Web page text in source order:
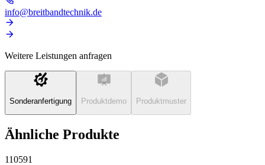
info@breitbandtechnik.de
Weitere Leistungen anfragen
Sonderanfertigung Produktdemo Produktmuster
Ähnliche Produkte
110591